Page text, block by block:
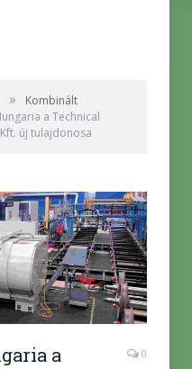
»
Kombinált
a Technical
új tulajdonosa
a
0